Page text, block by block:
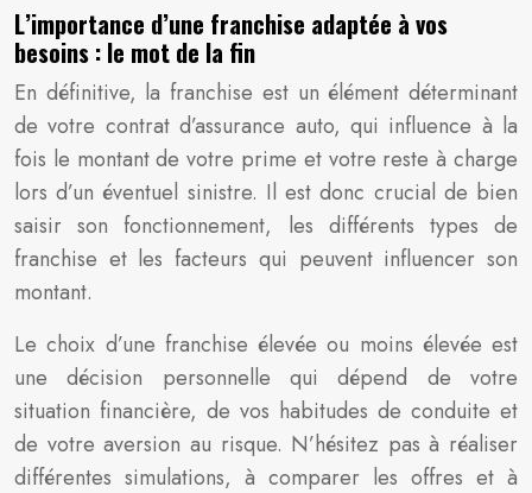
L’importance d’une franchise adaptée à vos
besoins : le mot de la fin
En définitive, la franchise est un élément déterminant
de votre contrat d’assurance auto, qui influence à la
fois le montant de votre prime et votre reste à charge
lors d’un éventuel sinistre. Il est donc crucial de bien
saisir son fonctionnement, les différents types de
franchise et les facteurs qui peuvent influencer son
montant.
Le choix d’une franchise élevée ou moins élevée est
une décision personnelle qui dépend de votre
situation financière, de vos habitudes de conduite et
de votre aversion au risque. N’hésitez pas à réaliser
différentes simulations, à comparer les offres et à